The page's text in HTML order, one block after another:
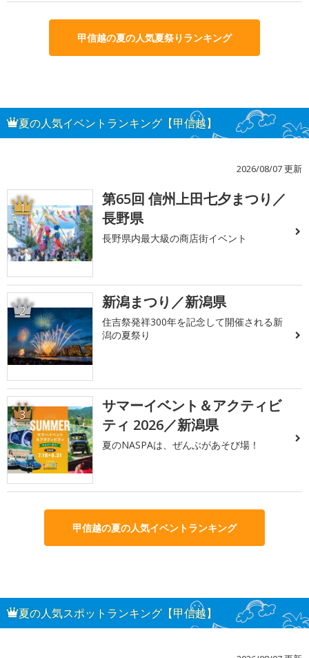
甲信越の夏の人気夏祭りランキング
夏の人気イベントランキング【甲信越】
2026/08/07 更新
1
第65回 信州上田七夕まつり／
長野県
長野県内最大級の商店街イベント
2 新潟まつり／新潟県
住吉祭発祥300年を記念して開催される新
潟の夏祭り
3
サマーイベント＆アクティビ
ティ 2026／新潟県
夏のNASPAは、ぜんぶがあそび場！
甲信越の夏の人気イベントランキング
夏の人気スポットランキング【甲信越】